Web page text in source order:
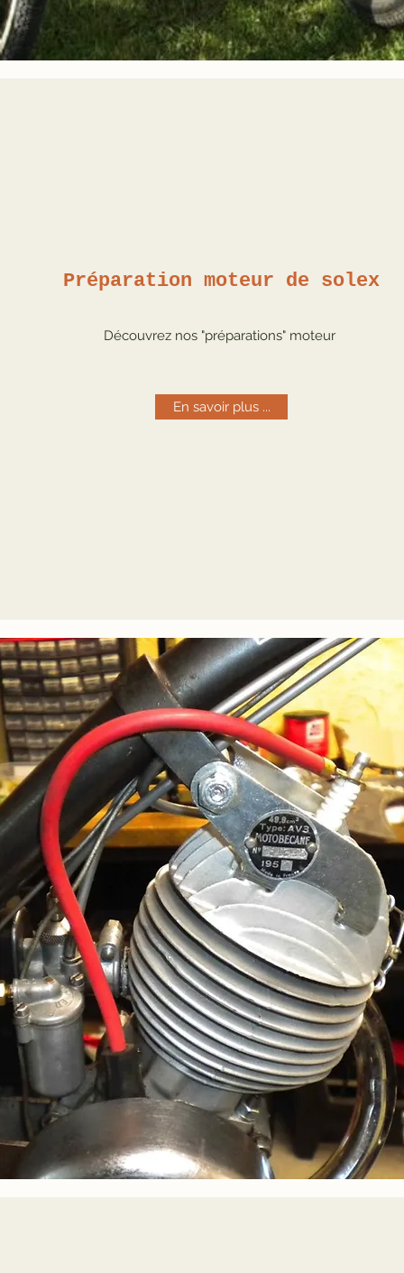
Préparation moteur de solex
Découvrez nos "préparations" moteur
En savoir plus ...